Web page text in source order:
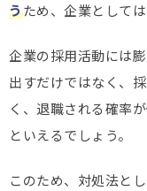
うため、企業として
企業の採用活動には
出すだけではなく、
く、退職される確率
といえるでしょう。
このため、対処法と